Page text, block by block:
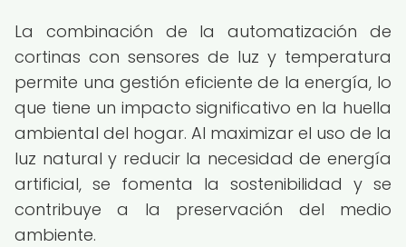
La combinación de la automatización de
cortinas con sensores de luz y temperatura
permite una gestión eficiente de la energía, lo
que tiene un impacto significativo en la huella
ambiental del hogar. Al maximizar el uso de la
luz natural y reducir la necesidad de energía
artificial, se fomenta la sostenibilidad y se
contribuye a la preservación del medio
ambiente.